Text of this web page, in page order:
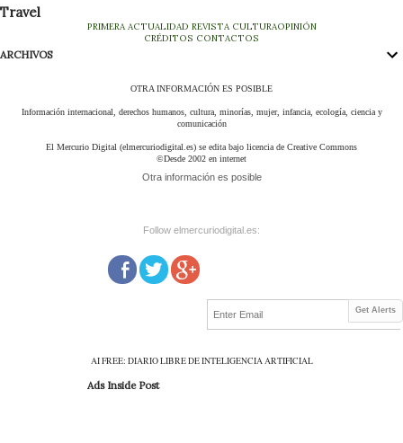
Travel
PRIMERA ACTUALIDAD REVISTA CULTURAOPINIÓN
CRÉDITOS CONTACTOS
ARCHIVOS
OTRA INFORMACIÓN ES POSIBLE
Información internacional, derechos humanos, cultura, minorías, mujer, infancia, ecología, ciencia y
comunicación
El Mercurio Digital (elmercuriodigital.es) se edita bajo licencia de Creative Commons
©Desde 2002 en internet
Otra información es posible
Follow elmercuriodigital.es:
Get Alerts
AI FREE: DIARIO LIBRE DE INTELIGENCIA ARTIFICIAL
Ads Inside Post